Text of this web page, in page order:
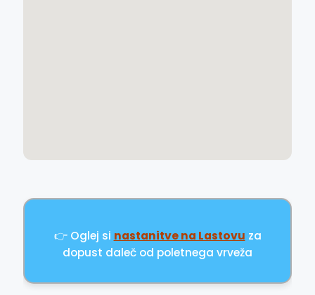
👉 Oglej si nastanitve na Lastovu za
dopust daleč od poletnega vrveža